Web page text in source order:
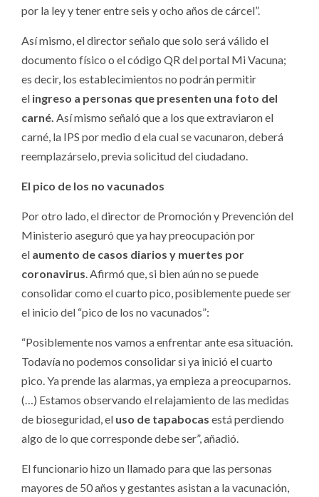
por la ley y tener entre seis y ocho años de cárcel”.
Así mismo, el director señalo que solo será válido el
documento físico o el código QR del portal Mi Vacuna;
es decir, los establecimientos no podrán permitir
el ingreso a personas que presenten una foto del
carné. Así mismo señaló que a los que extraviaron el
carné, la IPS por medio d ela cual se vacunaron, deberá
reemplazárselo, previa solicitud del ciudadano.
El pico de los no vacunados
Por otro lado, el director de Promoción y Prevención del
Ministerio aseguró que ya hay preocupación por
el aumento de casos diarios y muertes por
coronavirus. Afirmó que, si bien aún no se puede
consolidar como el cuarto pico, posiblemente puede ser
el inicio del “pico de los no vacunados”:
“Posiblemente nos vamos a enfrentar ante esa situación.
Todavía no podemos consolidar si ya inició el cuarto
pico. Ya prende las alarmas, ya empieza a preocuparnos.
(…) Estamos observando el relajamiento de las medidas
de bioseguridad, el uso de tapabocas está perdiendo
algo de lo que corresponde debe ser”, añadió.
El funcionario hizo un llamado para que las personas
mayores de 50 años y gestantes asistan a la vacunación,